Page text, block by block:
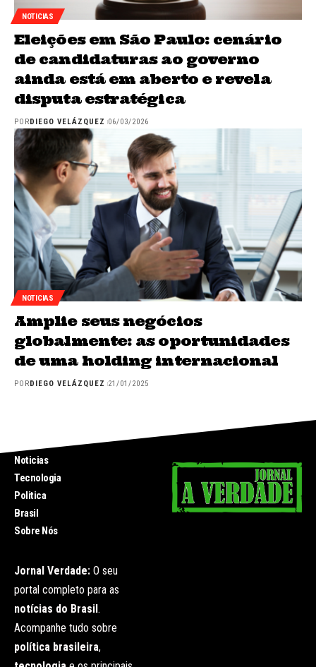
NOTICIAS
Eleições em São Paulo: cenário
de candidaturas ao governo
ainda está em aberto e revela
disputa estratégica
POR DIEGO VELÁZQUEZ 06/03/2026
NOTICIAS
Amplie seus negócios
globalmente: as oportunidades
de uma holding internacional
POR DIEGO VELÁZQUEZ 21/01/2025
Noticias
Tecnologia
Politica
Brasil
Sobre Nós
Jornal Verdade: O seu
portal completo para as
notícias do Brasil .
Acompanhe tudo sobre
política brasileira,